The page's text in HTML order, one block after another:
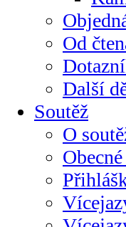
Od
Další
Soutěž
O